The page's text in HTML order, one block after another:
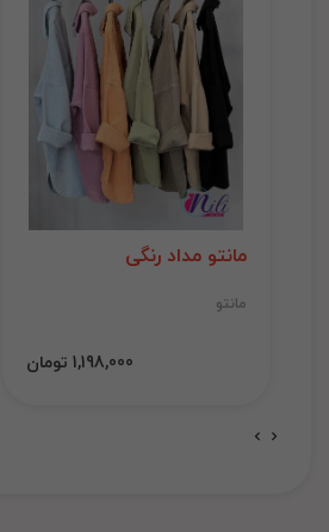
مانتو مداد رنگی
مانتو
1,198,000 تومان